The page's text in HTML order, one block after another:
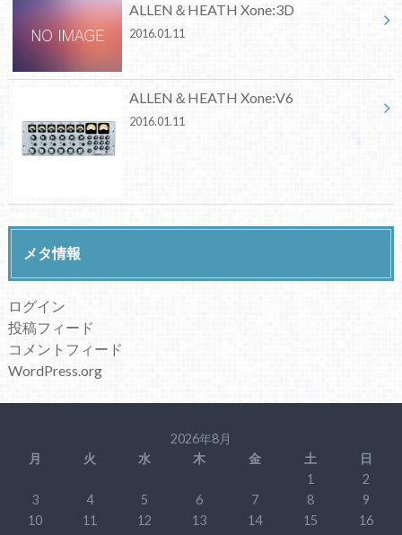
ALLEN＆HEATH Xone:3D
2016.01.11
ALLEN＆HEATH Xone:V6
2016.01.11
メタ情報
ログイン
投稿フィード
コメントフィード
WordPress.org
2026年8月
月
火 水 木 金 土
日
1
2
3
4 5 6 7 8
9
10
11 12 13 14 15
16